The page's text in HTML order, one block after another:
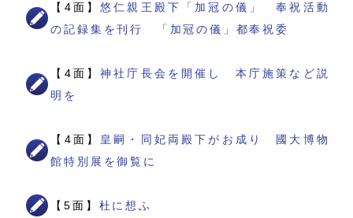
【4面】悠仁親王殿下「加冠の儀」 奉祝活動
の記録集を刊行 「加冠の儀」都奉祝委
【4面】神社庁長会を開催し 本庁施策など説
明を
【4面】 皇嗣・同妃両殿下がお成り 國大博物
館特別展を御覧に
【5面】 杜に想ふ